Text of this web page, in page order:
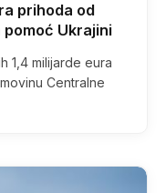
prihoda od
Ukrajini
1,4 milijarde eura
Centralne